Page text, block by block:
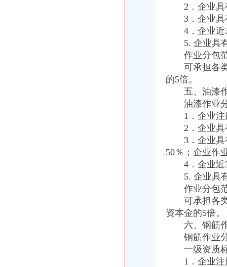
重庆代办验资_重庆代办验资价格_重庆代办验资批发_第1页_无忧交易
协信公馆小区租房,一室两厅,渝中区协信公馆家具家电全齐拎包入
南岸局四公里所采取四项措施平抑市渝中区办执照场物价取得良好成效
秀山局渝中区代办营业执照六措施狠抓安全稳定工作确保代会胜利召开
合川局认真贯彻市渝中区代办公司局重点工作目标绩效考核评价试行办法
高新园局渝中区工商代办采取五条措施认真落实就业和再就业优惠政策
沙坪坝局双巷子工商所“五个重新”渝中区公司注销化农贸市场监管
2．企业具有
3．企业具
4．企业近3
5. 企业具有
作业分包
可承担各类
的5倍。
五、油漆作
油漆作业分
1．企业注
2．企业具有
3．企业具有
50％；企业作
4．企业近3
5. 企业具有
作业分包
可承担各类
资本金的5倍。
六、钢筋作
钢筋作业分
一级资质
1．企业注